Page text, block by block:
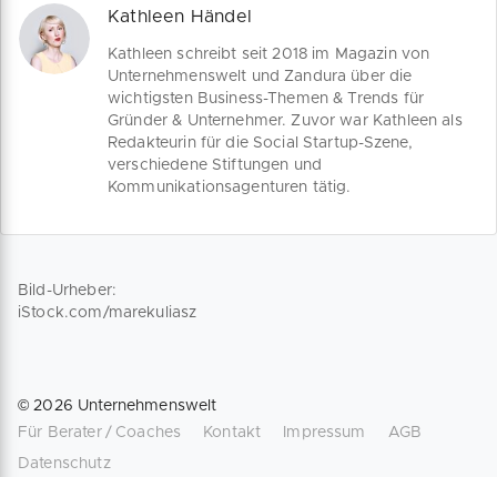
Kathleen Händel
Kathleen schreibt seit 2018 im Magazin von
Unternehmenswelt und Zandura über die
wichtigsten Business-Themen & Trends für
Gründer & Unternehmer. Zuvor war Kathleen als
Redakteurin für die Social Startup-Szene,
verschiedene Stiftungen und
Kommunikationsagenturen tätig.
Bild-Urheber:
iStock.com/marekuliasz
©2026 Unternehmenswelt
Für Berater / Coaches
Kontakt Impressum
AGB
Datenschutz